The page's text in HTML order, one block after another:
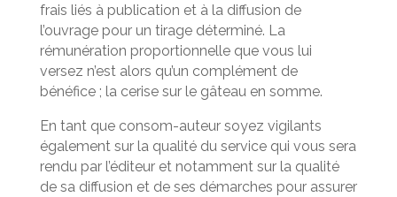
frais liés à publication et à la diffusion de
l’ouvrage pour un tirage déterminé. La
rémunération proportionnelle que vous lui
versez n’est alors qu’un complément de
bénéfice ; la cerise sur le gâteau en somme.
En tant que consom-auteur soyez vigilants
également sur la qualité du service qui vous sera
rendu par l’éditeur et notamment sur la qualité
de sa diffusion et de ses démarches pour assurer